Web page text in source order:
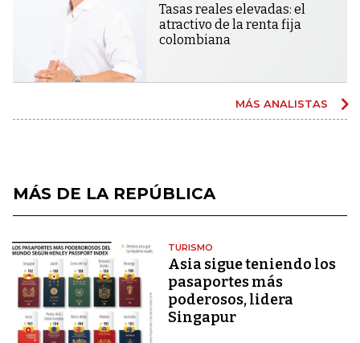
Tasas reales elevadas: el
atractivo de la renta fija
colombiana
MÁS ANALISTAS
MÁS DE LA REPÚBLICA
TURISMO
Asia sigue teniendo los
pasaportes más
poderosos, lidera
Singapur